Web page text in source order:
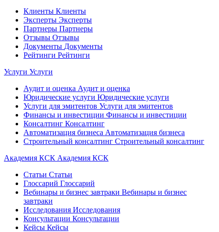
Клиенты Клиенты
Эксперты Эксперты
Партнеры Партнеры
Отзывы Отзывы
Документы Документы
Рейтинги Рейтинги
Услуги Услуги
Аудит и оценка Аудит и оценка
Юридические услуги Юридические услуги
Услуги для эмитентов Услуги для эмитентов
Финансы и инвестиции Финансы и инвестиции
Консалтинг Консалтинг
Автоматизация бизнеса Автоматизация бизнеса
Строительный консалтинг Строительный консалтинг
Академия КСК Академия КСК
Статьи Статьи
Глоссарий Глоссарий
Вебинары и бизнес завтраки Вебинары и бизнес
завтраки
Исследования Исследования
Консультации Консультации
Кейсы Кейсы